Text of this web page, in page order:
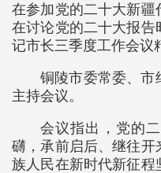
在参加党的二十大新
在讨论党的二十大报告
记市长三季度工作会议
铜陵市委常委、市
主持会议。
会议指出，党的
礴，承前启后、继往开
族人民在新时代新征程